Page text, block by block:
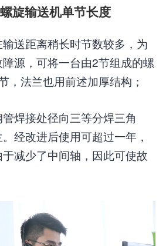
螺旋输送机单节长度
送距离稍长时节数较多，为
源，可将一台由2节组成的螺
，法兰也用前述加厚结构；
焊接处径向三等分焊三角
经改进后使用可超过一年，
减少了中间轴，因此可使故